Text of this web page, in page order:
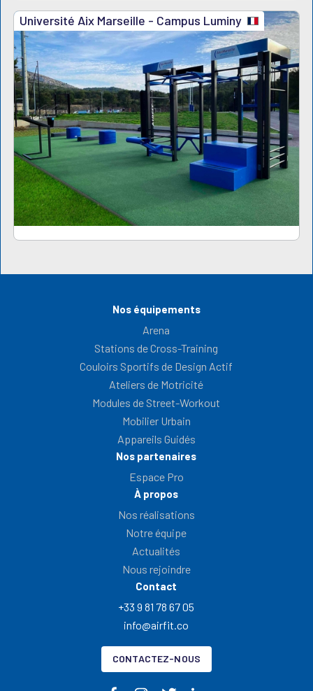
Université Aix Marseille - Campus Luminy
Nos équipements
Arena
Stations de Cross-Training
Couloirs Sportifs de Design Actif
Ateliers de Motricité
Modules de Street-Workout
Mobilier Urbain
Appareils Guidés
Nos partenaires
Espace Pro
À propos
Nos réalisations
Notre équipe
Actualités
Nous rejoindre
Contact
+33 9 81 78 67 05
info@airfit.co
CONTACTEZ-NOUS